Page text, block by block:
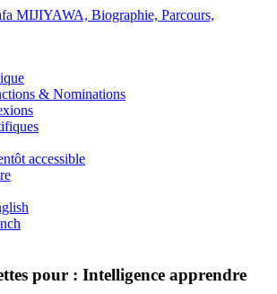
& Nominations
accessible
pour : Intelligence apprendre